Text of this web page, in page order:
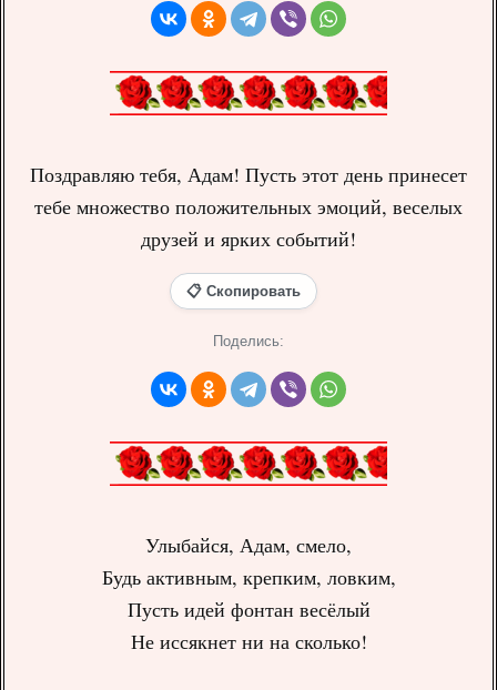
Поздравляю тебя, Адам! Пусть этот день принесет
тебе множество положительных эмоций, веселых
друзей и ярких событий!
📋 Скопировать
Поделись:
Улыбайся, Адам, смело,
Будь активным, крепким, ловким,
Пусть идей фонтан весёлый
Не иссякнет ни на сколько!